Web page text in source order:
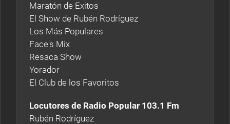
Maratón de Exitos
El Show de Rubén Rodríguez
Los Más Populares
Face's Mix
Resaca Show
Yorador
El Club de los Favoritos
Locutores de Radio Popular 103.1 Fm
Rubén Rodríguez